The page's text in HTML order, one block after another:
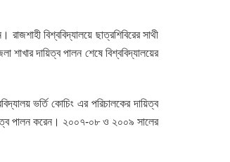
বিশ্ববিদ্যালয়ে ছাত্রশিবিরের সাথী
শাখার দায়িত্ব পালন শেষে বিশ্ববিদ্যালয়ের
ভর্তি কোচিং এর পরিচালকের দায়িত্ব
পালন করেন। ২০০৭-০৮ ও ২০০৯ সালের